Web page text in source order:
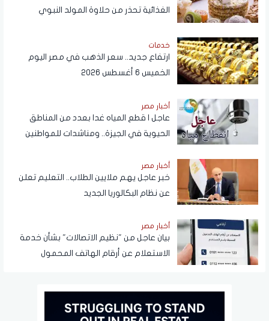
الغذائية تحذر من حلاوة المولد النبوي
خدمات
ارتفاع جديد.. سعر الذهب في مصر اليوم
الخميس 6 أغسطس 2026
أخبار مصر
عاجل | قطع المياه غدا بعدد من المناطق
الحيوية في الجيزة.. ومناشدات للمواطنين
أخبار مصر
خبر عاجل يهم ملايين الطلاب.. التعليم تعلن
عن نظام البكالوريا الجديد
أخبار مصر
بيان عاجل من "نظيم الاتصالات" بشأن خدمة
الاستعلام عن أرقام الهاتف المحمول